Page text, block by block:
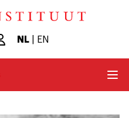
NL| EN